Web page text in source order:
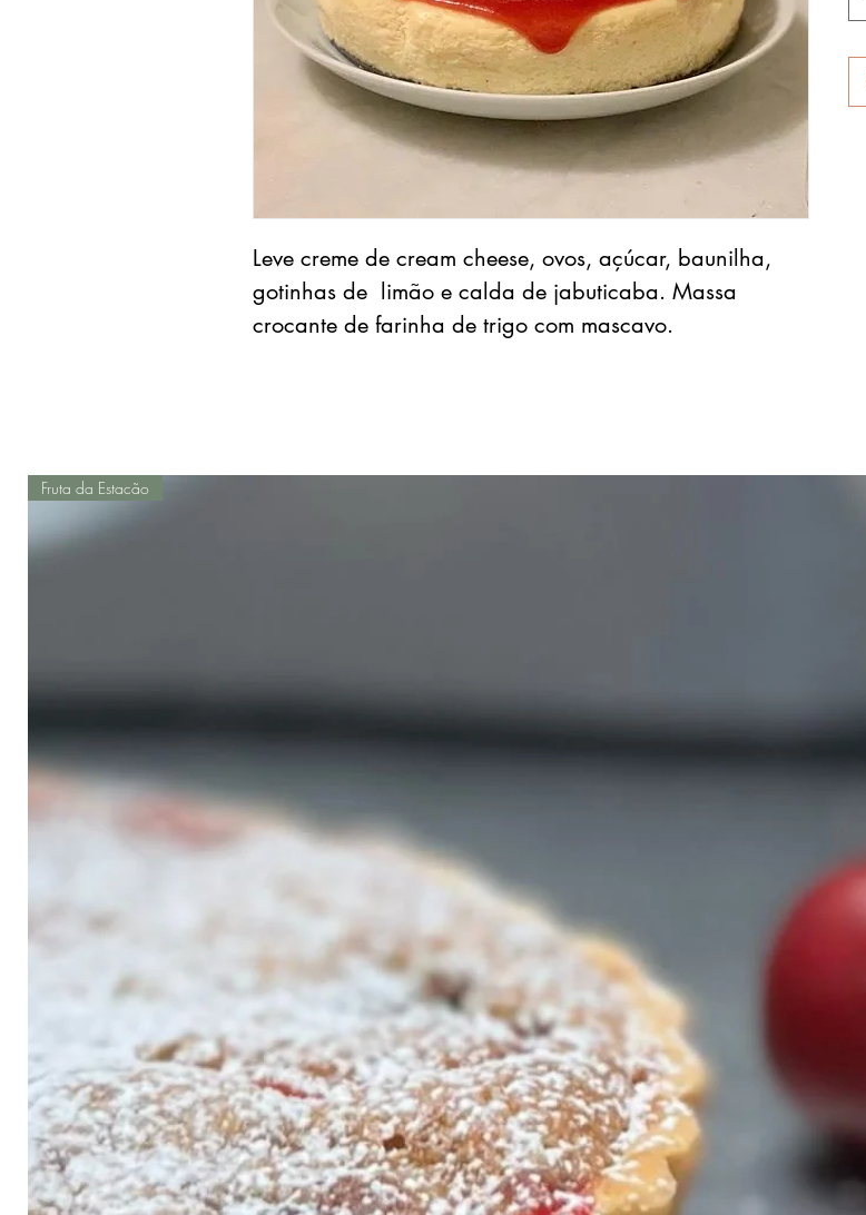
Leve creme de cream cheese, ovos, açúcar, baunilha,
gotinhas de limão e calda de jabuticaba. Massa
crocante de farinha de trigo com mascavo.
Fruta da Estacão